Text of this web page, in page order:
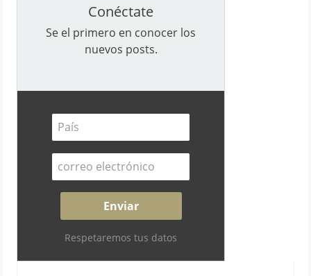
Conéctate
Se el primero en conocer los
nuevos posts.
Respetaremos tus datos